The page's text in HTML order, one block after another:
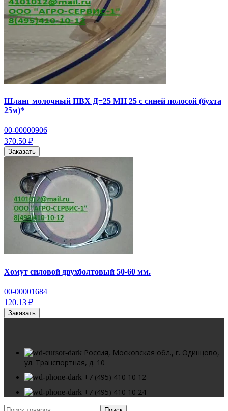
Шланг молочный ПВХ Д=25 МН 25 с синей полосой (бухта
25м)*
00-00000906
370.50 ₽
Заказать
Хомут силовой двухболтовый 50-60 мм.
00-00001684
120.13 ₽
Заказать
Россия, Московская обл., г. Одинцово,
ул. Транспортная, д. 10
+7 (495) 410 10 12
+7 (495) 410 10 24